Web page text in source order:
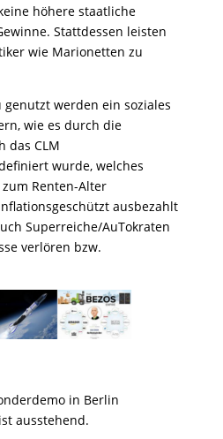
höhere staatliche
Stattdessen leisten
wie Marionetten zu
genutzt werden ein soziales
wie es durch die
das CLM
wurde, welches
Renten-Alter
ausbezahlt
Superreiche/AuTokraten
verlören bzw.
in Berlin
ausstehend.